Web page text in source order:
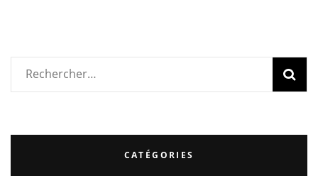
Rechercher :
CATÉGORIES